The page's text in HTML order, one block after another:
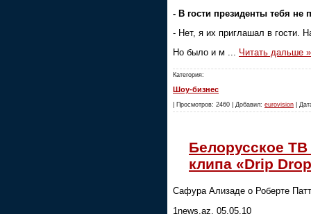
- В гости президенты тебя не
- Нет, я их приглашал в гости.
Но было и м ... Читать дальше »
Категория:
Шоу-бизнес
| Просмотров: 2460 | Добавил: eurovision |
Белорусское
клипа «Drip
Сафура Ализаде о Роберте
1news.az, 05.05.10